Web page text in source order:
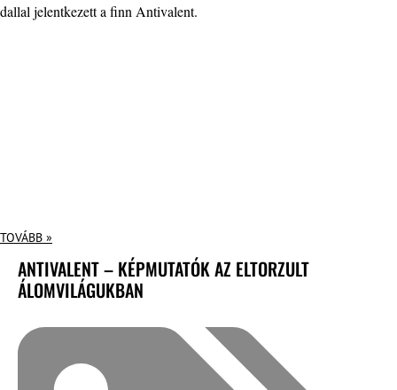
dallal jelentkezett a finn Antivalent.
TOVÁBB »
ANTIVALENT – KÉPMUTATÓK AZ ELTORZULT
ÁLOMVILÁGUKBAN